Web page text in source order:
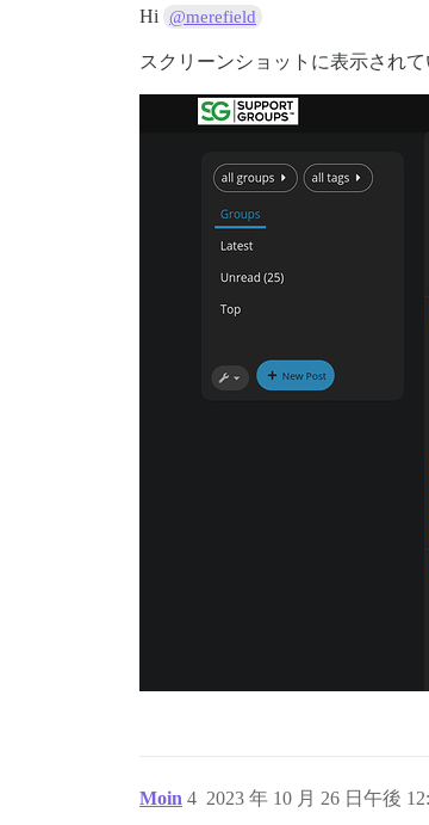
Hi @merefield
スクリーンショットに表示され
Moin 2023 年 10 月 26 日午後
4